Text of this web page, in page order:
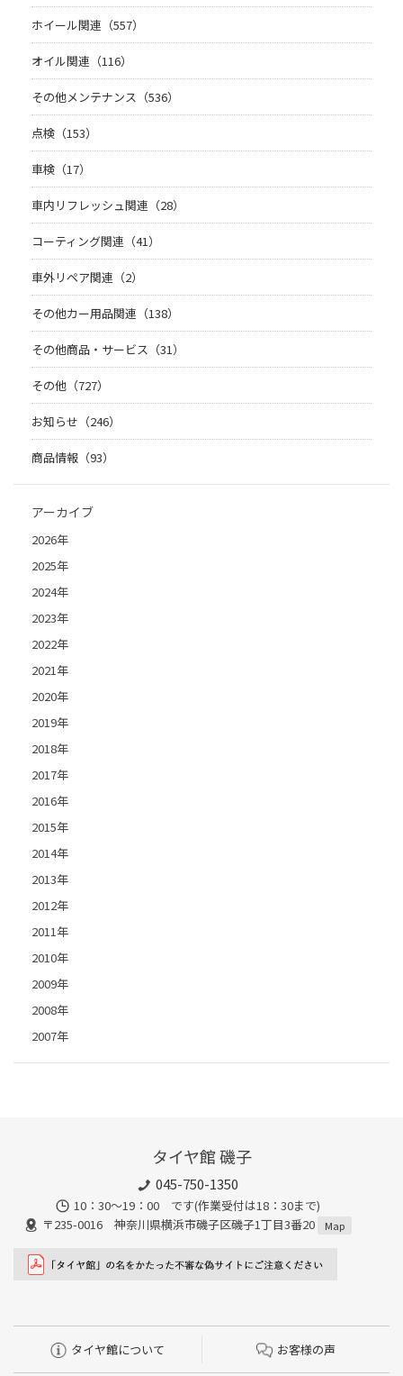
ホイール関連（557）
オイル関連（116）
その他メンテナンス（536）
点検（153）
車検（17）
車内リフレッシュ関連（28）
コーティング関連（41）
車外リペア関連（2）
その他カー用品関連（138）
その他商品・サービス（31）
その他（727）
お知らせ（246）
商品情報（93）
アーカイブ
2026年
2025年
2024年
2023年
2022年
2021年
2020年
2019年
2018年
2017年
2016年
2015年
2014年
2013年
2012年
2011年
2010年
2009年
2008年
2007年
タイヤ館 磯子
045-750-1350
10：30～19：00 です(作業受付は18：30まで)
〒235-0016 神奈川県横浜市磯子区磯子1丁目3番20
Map
タイヤ館について お客様の声